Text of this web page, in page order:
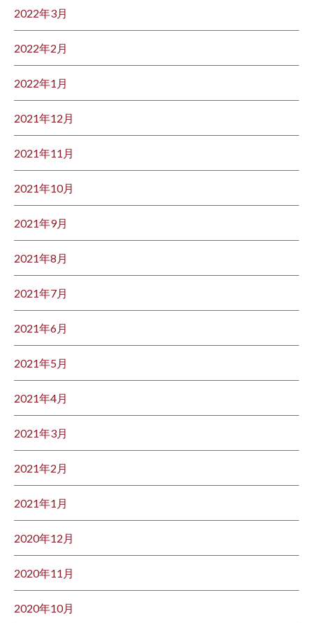
2022年3月
2022年2月
2022年1月
2021年12月
2021年11月
2021年10月
2021年9月
2021年8月
2021年7月
2021年6月
2021年5月
2021年4月
2021年3月
2021年2月
2021年1月
2020年12月
2020年11月
2020年10月